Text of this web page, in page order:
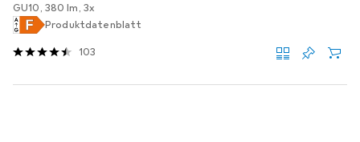
GU10, 380 lm, 3x
Produktdatenblatt
103